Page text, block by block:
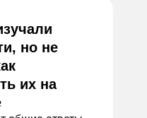
но не
их на